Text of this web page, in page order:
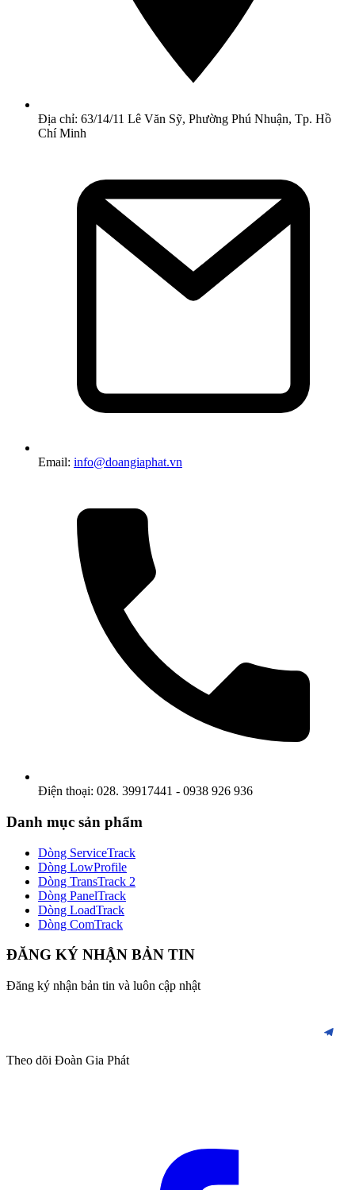
Địa chỉ: 63/14/11 Lê Văn Sỹ, Phường Phú Nhuận, Tp. Hồ
Chí Minh
Email: info@doangiaphat.vn
Điện thoại: 028. 39917441 - 0938 926 936
Danh mục sản phẩm
Dòng ServiceTrack
Dòng LowProfile
Dòng TransTrack 2
Dòng PanelTrack
Dòng LoadTrack
Dòng ComTrack
ĐĂNG KÝ NHẬN BẢN TIN
Đăng ký nhận bản tin và luôn cập nhật
Theo dõi Đoàn Gia Phát